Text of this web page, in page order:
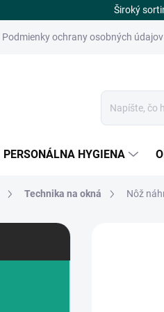
Široký
Podmienky ochrany osobných údajov
PERSONÁLNA HYGIENA
Technika na okná Nôž